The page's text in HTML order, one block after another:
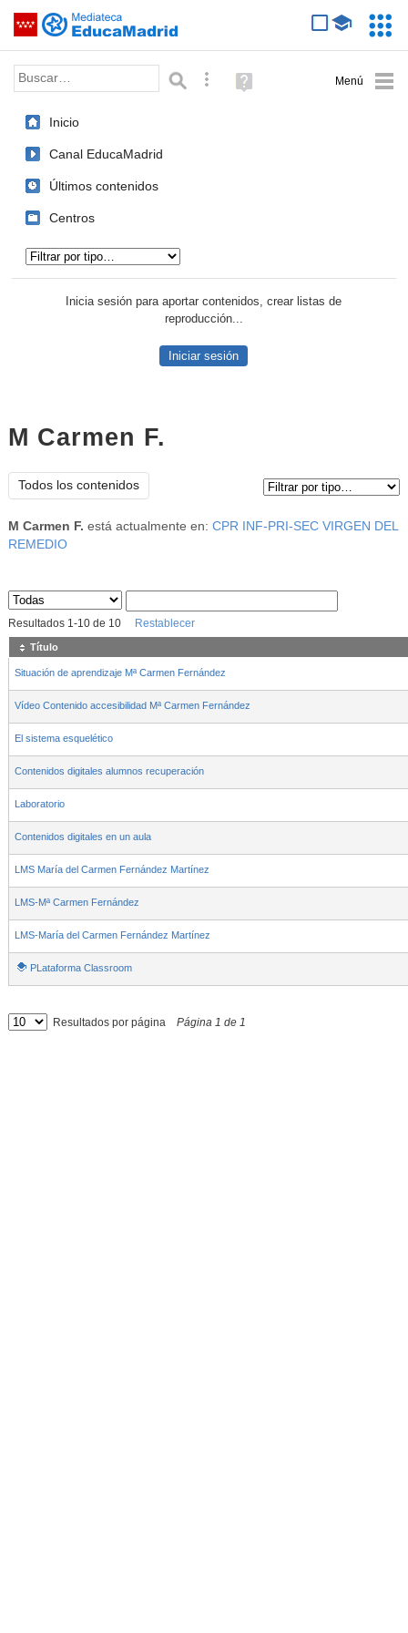
Saltar navegación
Palabra o frase: Búsqueda avanzada
Ayuda
(en
Inicio
Canal EducaMadrid
Últimos contenidos
Centros
Inicia sesión para aportar contenidos, crear listas de
reproducción...
Iniciar sesión
M Carmen F.
Todos los contenidos
M Carmen F. está actualmente en: CPR INF-PRI-SEC VIRGEN DEL
REMEDIO
Sus archivos
Resultados 1-10de 10 Restablecer
Título
Situación de aprendizaje Mª Carmen Fernández
Vídeo Contenido accesibilidad Mª Carmen Fernández
El sistema esquelético
Contenidos digitales alumnos recuperación
Laboratorio
Contenidos digitales en un aula
LMS María del Carmen Fernández Martínez
LMS-Mª Carmen Fernández
LMS-María del Carmen Fernández Martínez
PLataforma Classroom
Resultados por página Página 1 de 1